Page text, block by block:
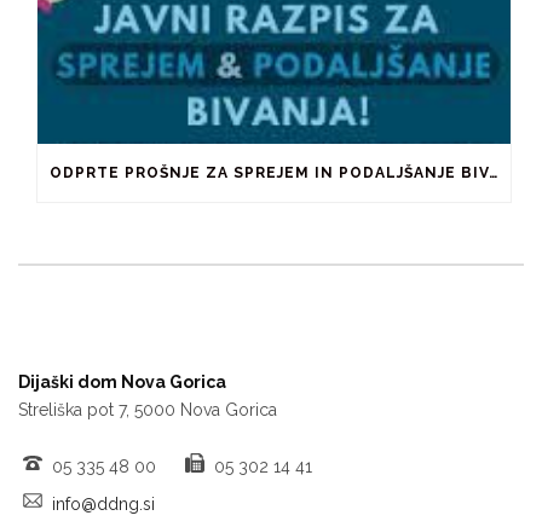
ODPRTE PROŠNJE ZA SPREJEM IN PODALJŠANJE BIVANJA V ŠTUDENTSKIH DOMOVIH IN PRI ZASEBNIKIH
Dijaški dom Nova Gorica
Streliška pot 7, 5000 Nova Gorica
05 335 48 00
05 302 14 41
info@ddng.si